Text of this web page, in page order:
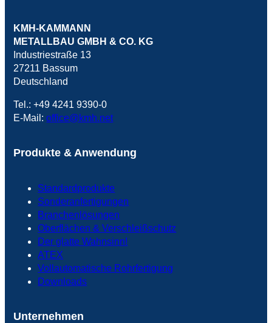
KMH-KAMMANN
METALLBAU GMBH & CO. KG
Industriestraße 13
27211 Bassum
Deutschland
Tel.: +49 4241 9390-0
E-Mail:office@kmh.net
Produkte & Anwendung
Standardprodukte
Sonderanfertigungen
Branchenlösungen
Oberflächen & Verschleißschutz
Der glatte Wahnsinn!
ATEX
Vollautomatische Rohrfertigung
Downloads
Unternehmen